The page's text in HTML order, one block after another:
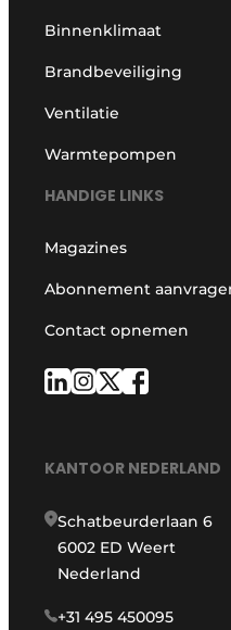
Binnenklimaat
Brandbeveiliging
Ventilatie
Warmtepompen
HANDIGE LINKS
Magazines
Abonnement
Contact opnemen
KANTOOR NEDERLAND
Schatbeurderlaan 6
6002 ED Weert
Nederland
+31 495 450095